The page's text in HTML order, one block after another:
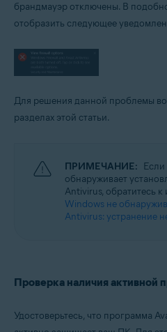
Операционные системы:
Microsoft Windows 7 Home Basic /
Enterprise / Ultimate — SP 1 с
64-разрядная версия
брандмауэр отключены. В
отобразить следующее
Для решения данной проблемы
разделах этой статьи.
ПРИМЕЧАНИЕ:
обнаруживает
Antivirus, обратитесь к
Windows не
Antivirus: устранение
Проверка наличия активной
Удостоверьтесь, что программа